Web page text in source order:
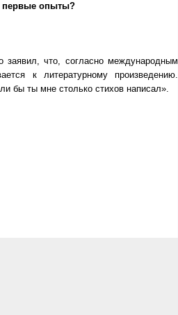
первые опыты?
что, согласно международным
к литературному произведению.
бы ты мне столько стихов написал».